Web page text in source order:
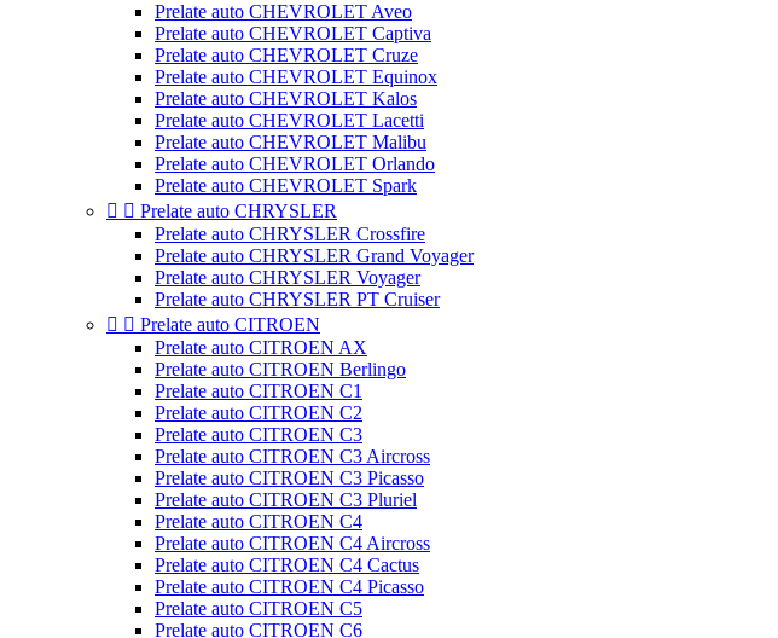
Prelate auto CHEVROLET Aveo
Prelate auto CHEVROLET Captiva
Prelate auto CHEVROLET Cruze
Prelate auto CHEVROLET Equinox
Prelate auto CHEVROLET Kalos
Prelate auto CHEVROLET Lacetti
Prelate auto CHEVROLET Malibu
Prelate auto CHEVROLET Orlando
Prelate auto CHEVROLET Spark
  Prelate auto CHRYSLER
Prelate auto CHRYSLER Crossfire
Prelate auto CHRYSLER Grand Voyager
Prelate auto CHRYSLER Voyager
Prelate auto CHRYSLER PT Cruiser
  Prelate auto CITROEN
Prelate auto CITROEN AX
Prelate auto CITROEN Berlingo
Prelate auto CITROEN C1
Prelate auto CITROEN C2
Prelate auto CITROEN C3
Prelate auto CITROEN C3 Aircross
Prelate auto CITROEN C3 Picasso
Prelate auto CITROEN C3 Pluriel
Prelate auto CITROEN C4
Prelate auto CITROEN C4 Aircross
Prelate auto CITROEN C4 Cactus
Prelate auto CITROEN C4 Picasso
Prelate auto CITROEN C5
Prelate auto CITROEN C6